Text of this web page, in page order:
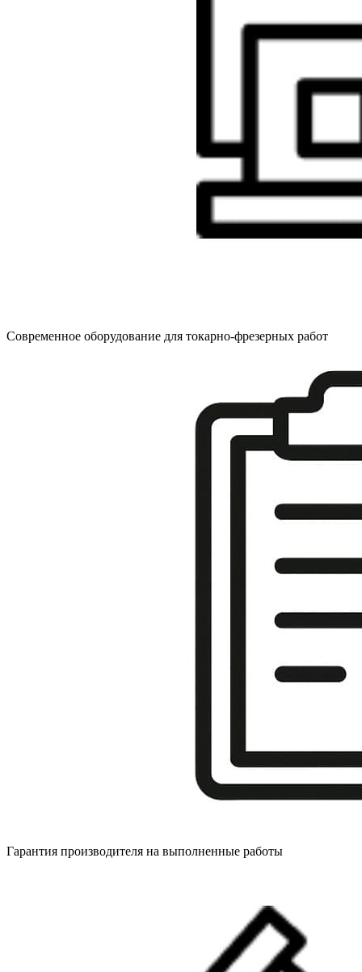
Современное оборудование для токарно-фрезерных работ
Гарантия производителя на выполненные работы